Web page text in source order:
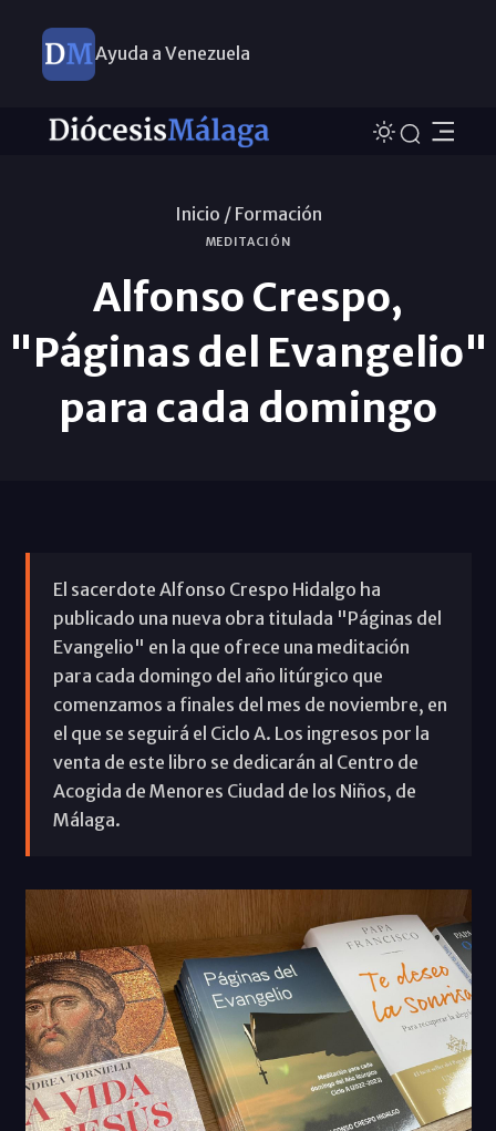
Ayuda a Venezuela
Inicio / Formación
MEDITACIÓN
Alfonso Crespo,
"Páginas del Evangelio"
para cada domingo
El sacerdote Alfonso Crespo Hidalgo ha
publicado una nueva obra titulada "Páginas del
Evangelio" en la que ofrece una meditación
para cada domingo del año litúrgico que
comenzamos a finales del mes de noviembre, en
el que se seguirá el Ciclo A. Los ingresos por la
venta de este libro se dedicarán al Centro de
Acogida de Menores Ciudad de los Niños, de
Málaga.